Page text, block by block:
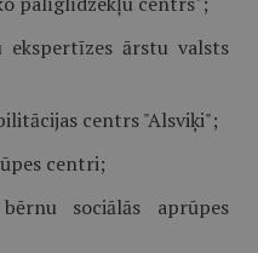
ekspertīzes ārstu valsts
centrs "Alsviķi";
centri;
sociālās aprūpes